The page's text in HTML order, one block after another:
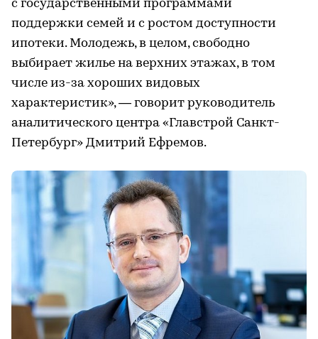
с государственными программами
поддержки семей и с ростом доступности
ипотеки. Молодежь, в целом, свободно
выбирает жилье на верхних этажах, в том
числе из-за хороших видовых
характеристик», — говорит руководитель
аналитического центра «Главстрой Санкт-
Петербург» Дмитрий Ефремов.